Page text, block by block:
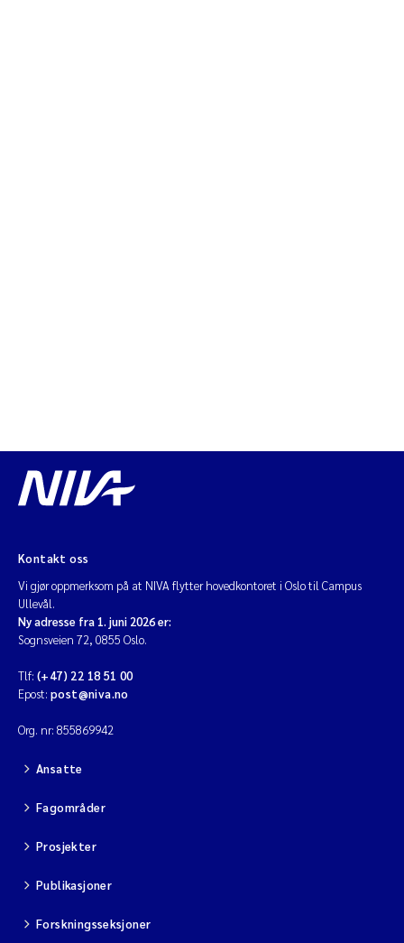
Kontakt oss
Vi gjør oppmerksom på at NIVA flytter hovedkontoret i Oslo til Campus
Ullevål.
Ny adresse fra 1. juni 2026 er:
Sognsveien 72, 0855 Oslo.
Tlf: (+47) 22 18 51 00
Epost: post@niva.no
Org. nr: 855869942
Ansatte
Fagområder
Prosjekter
Publikasjoner
Forskningsseksjoner